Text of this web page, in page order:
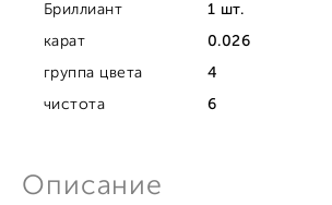
Описание
Бриллиант
1 шт.
карат
0.026
группа цвета
4
чистота
6